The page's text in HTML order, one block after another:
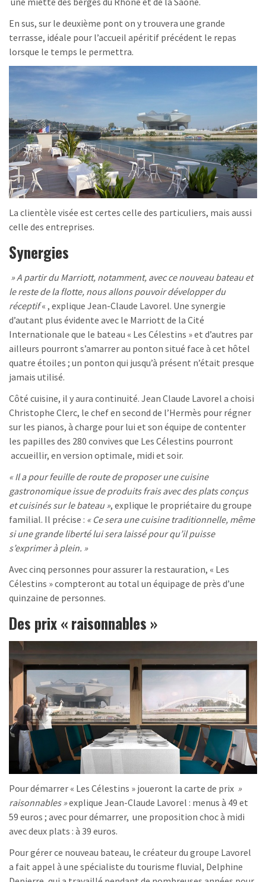
En sus, sur le deuxième pont on y trouvera une grande
terrasse, idéale pour l’accueil apéritif précédent le repas
lorsque le temps le permettra.
La clientèle visée est certes celle des particuliers, mais aussi
celle des entreprises.
Synergies
» A partir du Marriott, notamment, avec ce nouveau bateau et
le reste de la flotte, nous allons pouvoir développer du
réceptif« , explique Jean-Claude Lavorel. Une synergie
d’autant plus évidente avec le Marriott de la Cité
Internationale que le bateau « Les Célestins » et d’autres par
ailleurs pourront s’amarrer au ponton situé face à cet hôtel
quatre étoiles ; un ponton qui jusqu’à présent n’était presque
jamais utilisé.
Côté cuisine, il y aura continuité. Jean Claude Lavorel a choisi
Christophe Clerc, le chef en second de l’Hermès pour régner
sur les pianos, à charge pour lui et son équipe de contenter
les papilles des 280 convives que Les Célestins pourront
accueillir, en version optimale, midi et soir.
« Il a pour feuille de route de proposer une cuisine
gastronomique issue de produits frais avec des plats conçus
et cuisinés sur le bateau », explique le propriétaire du groupe
familial. Il précise : « Ce sera une cuisine traditionnelle, même
si une grande liberté lui sera laissé pour qu’il puisse
s’exprimer à plein. »
Avec cinq personnes pour assurer la restauration, « Les
Célestins » compteront au total un équipage de près d’une
quinzaine de personnes.
Des prix « raisonnables »
Pour démarrer « Les Célestins » joueront la carte de prix »
raisonnables »explique Jean-Claude Lavorel : menus à 49 et
59 euros ; avec pour démarrer, une proposition choc à midi
avec deux plats : à 39 euros.
Pour gérer ce nouveau bateau, le créateur du groupe Lavorel
a fait appel à une spécialiste du tourisme fluvial, Delphine